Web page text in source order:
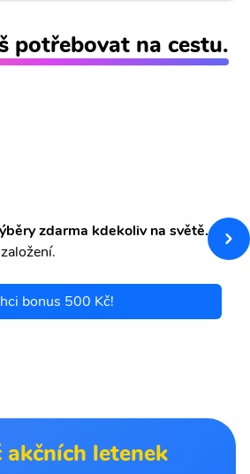
potřebovat na cestu.
zdarma kdekoliv na světě.
bonus 500 Kč!
akčních letenek